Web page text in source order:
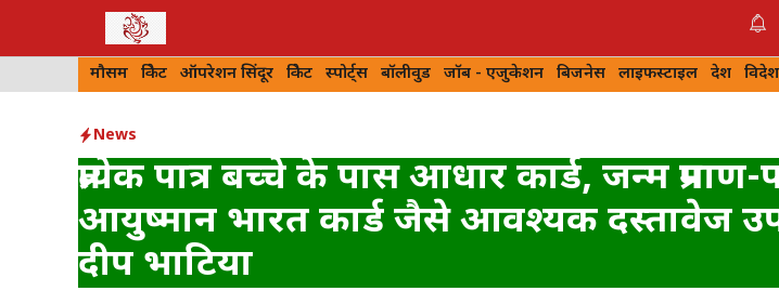
मौसम क्रिकेट ऑपरेशन सिंदूर क्रिकेट स्पोर्ट्स बॉलीवुड जॉब - एजुकेशन बिजनेस लाइफस्टाइल देश विदेश
News
प्रत्येक पात्र बच्चे के पास आधार कार्ड, जन्म प्रमाण-
आयुष्मान भारत कार्ड जैसे आवश्यक दस्तावेज
दीप भाटिया